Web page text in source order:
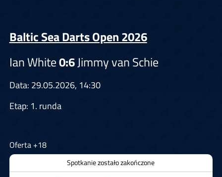
Baltic Sea Darts Open 2026
Ian White0:6Jimmy van Schie
Data: 29.05.2026, 14:30
Etap: 1. runda
Oferta +18
Spotkanie zostało zakończone